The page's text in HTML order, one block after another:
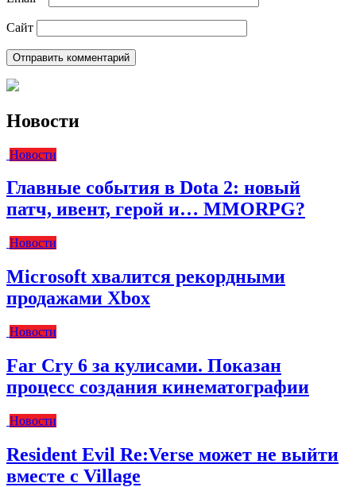
Сайт
Новости
Новости
Главные события в Dota 2: новый
патч, ивент, герой и… MMORPG?
Новости
Microsoft хвалится рекордными
продажами Xbox
Новости
Far Cry 6 за кулисами. Показан
процесс создания кинематографии
Новости
Resident Evil Re:Verse может не выйти
вместе с Village